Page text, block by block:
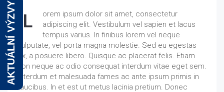
L
orem ipsum dolor sit amet, consectetur
adipiscing elit. Vestibulum vel sapien et lacus
tempus varius. In finibus lorem vel neque
vulputate, vel porta magna molestie. Sed eu egestas
ex, a posuere libero. Quisque ac placerat felis. Etiam
non neque ac odio consequat interdum vitae eget sem.
Interdum et malesuada fames ac ante ipsum primis in
faucibus. In et est ut metus lacinia pretium. Donec
AKTUÁLNÍ VÝZVY